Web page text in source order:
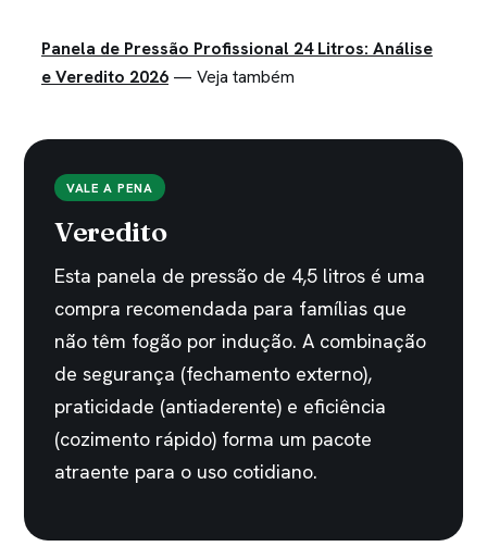
Panela de Pressão Profissional 24 Litros: Análise
e Veredito 2026 — Veja também
VALE A PENA
Veredito
Esta panela de pressão de 4,5 litros é uma
compra recomendada para famílias que
não têm fogão por indução. A combinação
de segurança (fechamento externo),
praticidade (antiaderente) e eficiência
(cozimento rápido) forma um pacote
atraente para o uso cotidiano.